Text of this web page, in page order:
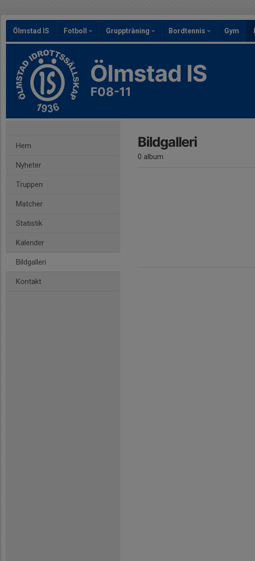
Ölmstad IS Fotboll Gruppträning Bordtennis Gym
Ölmstad IS
F08-11
Hem
Nyheter
Truppen
Matcher
Statistik
Kalender
Bildgalleri
Kontakt
Bildgalleri
0 album